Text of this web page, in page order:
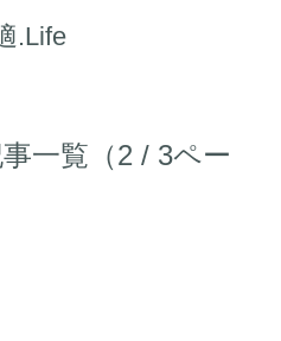
.Life
一覧（2 / 3ペー